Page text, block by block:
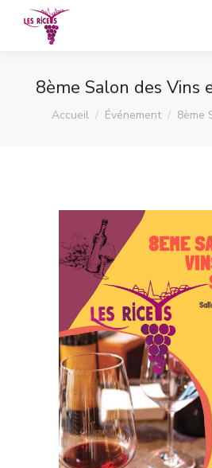
8ème Salon des Vins
Vous êtes ici :
Accueil Événement 8ème